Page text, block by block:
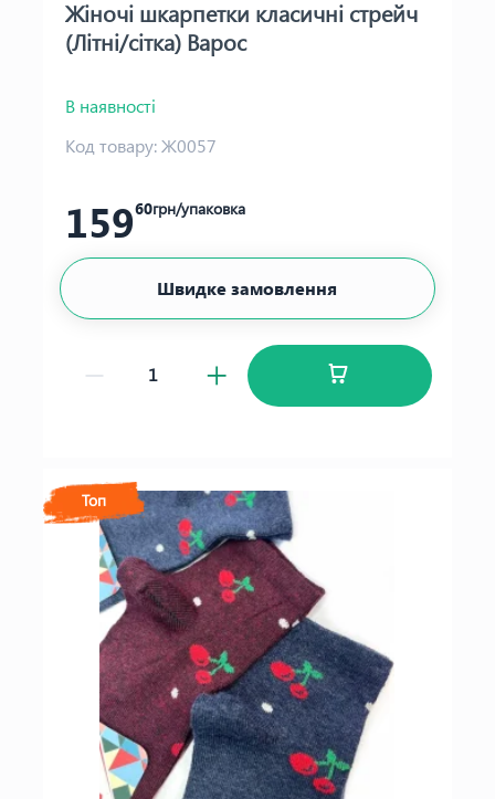
Жіночі шкарпетки класичні стрейч
(Літні/сітка) Варос
В наявності
Код товару:Ж0057
15960грн/упаковка
Швидке замовлення
Топ